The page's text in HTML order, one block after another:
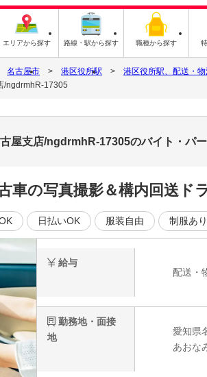
エリアから探す 路線・駅から探す 職種から探す
名古屋市 港区役所駅 港区役所駅、配送・
/ngdrmhR-17305
屋支店/ngdrmhR-17305のバイト・パ
の写真撮影＆構内回送ド
日払いOK 服装自由 制服あり
給与
配送・
勤務地・面接
地
愛知県
あおな